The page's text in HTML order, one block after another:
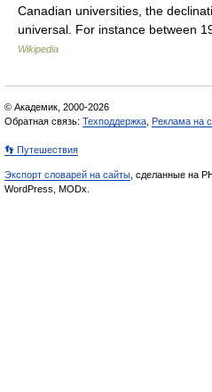
Canadian universities, the
universal. For instance between
Wikipedia
© Академик, 2000-2026
Обратная связь: Техподдержка Реклама на
👣 Путешествия
Экспорт словарей на сайты , сделанные на
WordPress, MODx.